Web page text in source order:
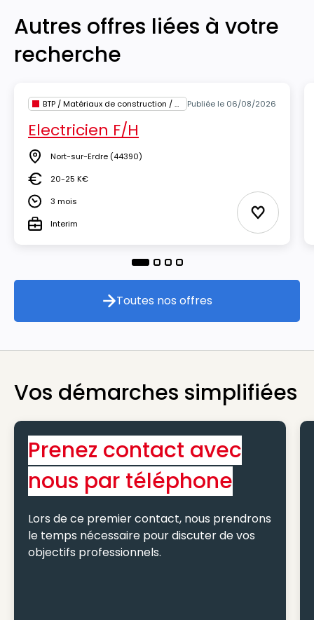
Autres offres liées à votre
recherche
BTP / Matériaux de construction / Architecture Publiée le 06/08/2026
Electricien F/H
Lieu Nort-sur-Erdre (44390)
Salaire20-25 K€
Durée3 mois
TypeInterim Ajouter
Toutes nos offres
Toutes nos offres
Vos démarches simplifiées
Prenez contact avec
nous par téléphone
Lors de ce premier contact, nous prendrons
le temps nécessaire pour discuter de vos
objectifs professionnels.